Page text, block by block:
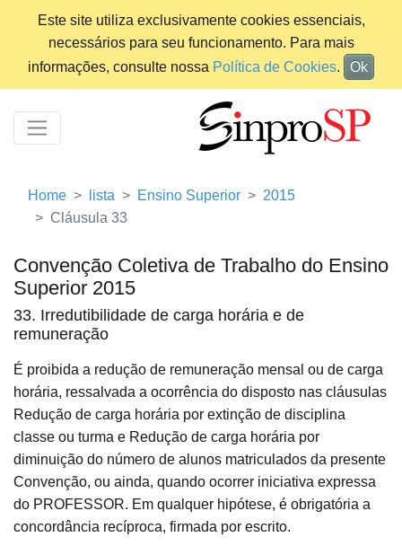
Este site utiliza exclusivamente cookies essenciais,
necessários para seu funcionamento. Para mais
informações, consulte nossa Política de Cookies. Ok
Home lista Ensino Superior
2015
Cláusula 33
Convenção Coletiva de Trabalho do Ensino
Superior 2015
33. Irredutibilidade de carga horária e de
remuneração
É proibida a redução de remuneração mensal ou de carga
horária, ressalvada a ocorrência do disposto nas cláusulas
Redução de carga horária por extinção de disciplina
classe ou turma e Redução de carga horária por
diminuição do número de alunos matriculados da presente
Convenção, ou ainda, quando ocorrer iniciativa expressa
do PROFESSOR. Em qualquer hipótese, é obrigatória a
concordância recíproca, firmada por escrito.